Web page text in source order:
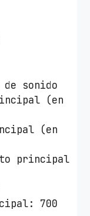
sonido
(en
(en
principal
700